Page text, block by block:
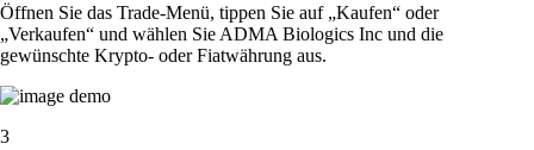
Öffnen Sie das Trade-Menü, tippen Sie auf „Kaufen“ oder
„Verkaufen“ und wählen Sie ADMA Biologics Inc und die
gewünschte Krypto- oder Fiatwährung aus.
3